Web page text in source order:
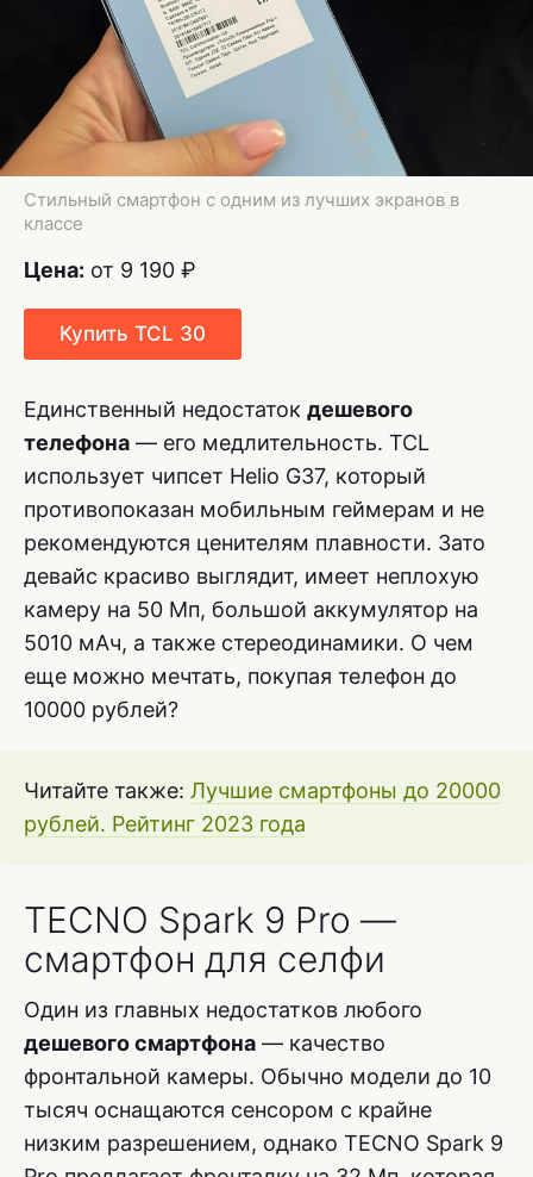
Стильный смартфон с одним из лучших экранов в
классе
Цена: от 9 190 ₽
Купить TCL 30
Единственный недостаток дешевого
телефона — его медлительность. TCL
использует чипсет Helio G37, который
противопоказан мобильным геймерам и не
рекомендуются ценителям плавности. Зато
девайс красиво выглядит, имеет неплохую
камеру на 50 Мп, большой аккумулятор на
5010 мАч, а также стереодинамики. О чем
еще можно мечтать, покупая телефон до
10000 рублей?
Читайте также: Лучшие смартфоны до 20000
рублей. Рейтинг 2023 года
TECNO Spark 9 Pro —
смартфон для селфи
Один из главных недостатков любого
дешевого смартфона — качество
фронтальной камеры. Обычно модели до 10
тысяч оснащаются сенсором с крайне
низким разрешением, однако TECNO Spark 9